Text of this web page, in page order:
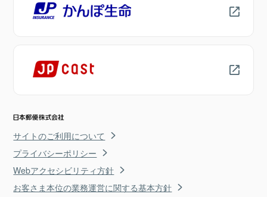
サイトのご利用について
プライバシーポリシー
Webアクセシビリティ方針
お客さま本位の業務運営に関する基本方針